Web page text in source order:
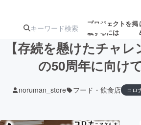
プロジェクトを掲
載するには
ジェクト
ターン
ジェクト
募集
ロジェ
【存続を懸けたチャ
の50周年に向け
noruman_store フード・飲食店 コロ